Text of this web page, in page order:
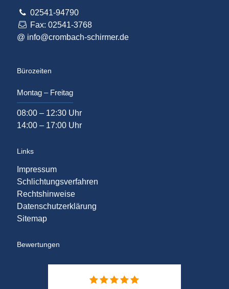
02541-94790
Fax: 02541-3768
@ info@crombach-schirmer.de
Bürozeiten
Montag – Freitag
08:00 – 12:30 Uhr
14:00 – 17:00 Uhr
Links
Impressum
Schlichtungsverfahren
Rechtshinweise
Datenschutzerklärung
Sitemap
Bewertungen